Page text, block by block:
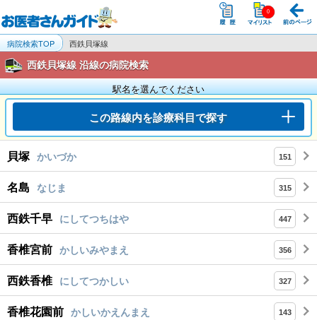
病院検索TOP 西鉄貝塚線
西鉄貝塚線 沿線の病院検索
駅名を選んでください
この路線内を診療科目で探す
貝塚 かいづか 151
名島 なじま 315
西鉄千早 にしてつちはや 447
香椎宮前 かしいみやまえ 356
西鉄香椎 にしてつかしい 327
香椎花園前 かしいかえんまえ 143